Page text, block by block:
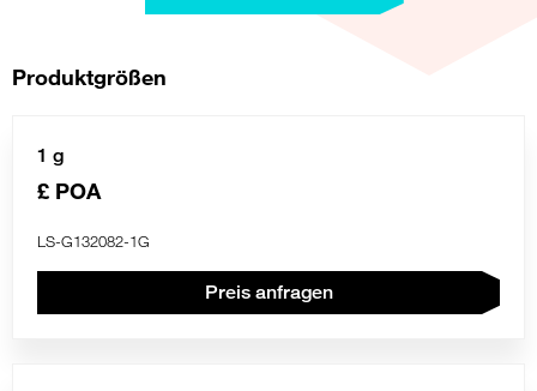
Produktgrößen
1 g
£ POA
LS-G132082-1G
Preis anfragen